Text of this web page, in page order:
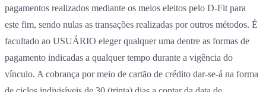
pagamentos realizados mediante os meios eleitos pelo D-Fit para
este fim, sendo nulas as transações realizadas por outros métodos. É
facultado ao USUÁRIO eleger qualquer uma dentre as formas de
pagamento indicadas a qualquer tempo durante a vigência do
vínculo. A cobrança por meio de cartão de crédito dar-se-á na forma